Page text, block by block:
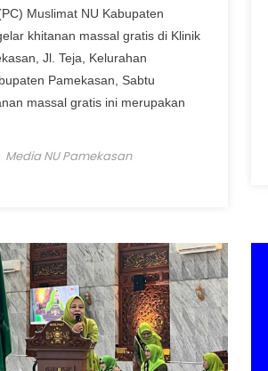
Muslimat NU Kabupaten
khitanan massal gratis di Klinik
Jl. Teja, Kelurahan
Pamekasan, Sabtu
massal gratis ini merupakan
Author
Media NU Pamekasan